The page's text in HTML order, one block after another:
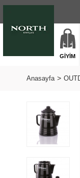
GİYİM
Anasayfa